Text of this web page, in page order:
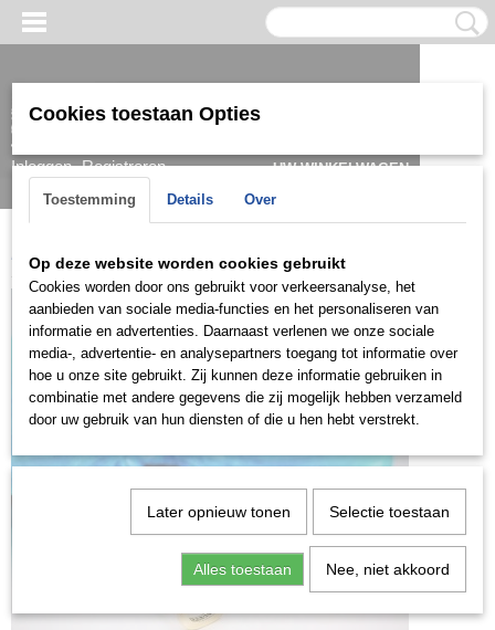
Inloggen Registreren
UW WINKELWAGEN
Home > Oorbel> Goud >Creolen > OCDG0507
Cookies toestaan Opties
Toestemming Details Over
Op deze website worden cookies gebruikt
Cookies worden door ons gebruikt voor verkeersanalyse, het
aanbieden van sociale media-functies en het personaliseren van
informatie en advertenties. Daarnaast verlenen we onze sociale
media-, advertentie- en analysepartners toegang tot informatie over
hoe u onze site gebruikt. Zij kunnen deze informatie gebruiken in
combinatie met andere gegevens die zij mogelijk hebben verzameld
door uw gebruik van hun diensten of die u hen hebt verstrekt.
Later opnieuw tonen Selectie toestaan
Alles toestaan Nee, niet akkoord